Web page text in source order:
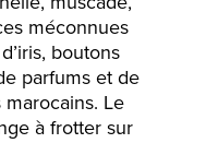
méconnues
boutons
parfums et de
Le
à frotter sur